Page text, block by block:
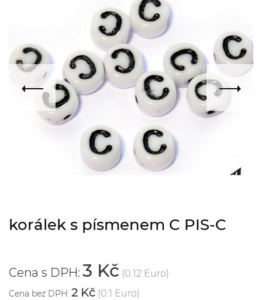
korálek s písmenem C PIS-C
Cena s DPH: 3 Kč (0.12 Euro)
Cena bez DPH: 2 Kč (0.1 Euro)